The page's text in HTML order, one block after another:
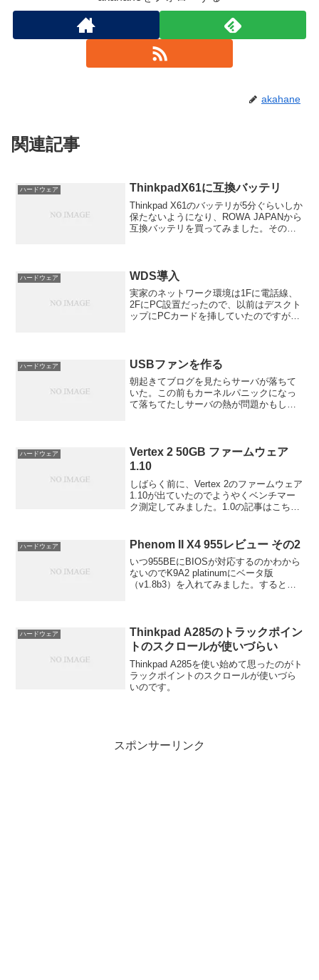
akahane
関連記事
ハードウェア ThinkpadX61に互換バッテリ
Thinkpad X61のバッテリが5分ぐらいしか
保たないようになり、ROWA JAPANから
互換バッテリを買ってみました。その前
ハードウェア WDS導入
実家のネットワーク環境は1Fに電話線、
2FにPC設置だったので、以前はデスクト
ップにPCカードを挿していたのですが本
うところもあり...
ハードウェア USBファンを作る
朝起きてブログを見たらサーバが落ちて
いた。この前もカーネルパニックになっ
て落ちてたしサーバの熱が問題かもしれ
ファンとUSB...
ハードウェア
Vertex 2 50GB ファームウェア
1.10
しばらく前に、Vertex 2のファームウェア
1.10が出ていたのでようやくベンチマー
ク測定してみました。1.0の記事はこちら
が軒並み速くなってます。4...
ハードウェア Phenom II X4 955レビュー その2
いつ955BEにBIOSが対応するのかわから
ないのでK9A2 platinumにベータ版
（v1.8b3）を入れてみました。するとど
ハードウェア
Thinkpad A285のトラックポイン
トのスクロールが使いづらい
Thinkpad A285を使い始めて思ったのがト
ラックポイントのスクロールが使いづら
いのです。
スポンサーリンク